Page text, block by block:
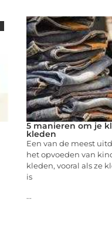
5 manieren om je
kleden
Een van de meest
het opvoeden van
kleden, vooral als ze
is
...